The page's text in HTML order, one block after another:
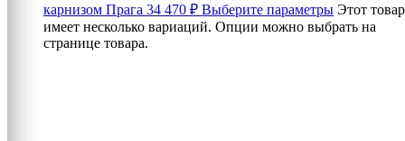
карнизом Прага 34 470 ₽ Выберите параметры Этот товар
имеет несколько вариаций. Опции можно выбрать на
странице товара.